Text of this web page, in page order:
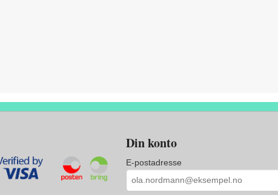
Din konto
E-postadresse